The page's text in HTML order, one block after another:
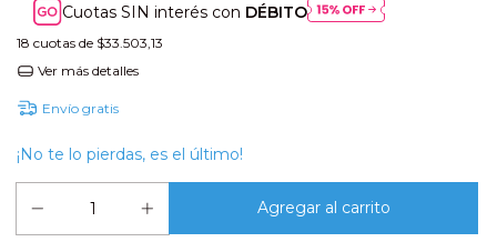
Cuotas SIN interés con DÉBITO
18 cuotas de $33.503,13
Ver más detalles
Envío gratis
¡No te lo pierdas, es el último!